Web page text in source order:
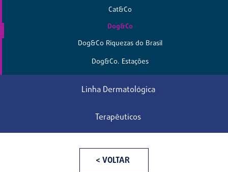
Cat&Co
Dog&Co
Dog&Co Riquezas do Brasil
Dog&Co. Estações
Linha Dermatológica
Terapêuticos
< VOLTAR